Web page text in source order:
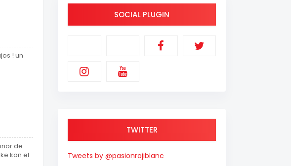
! un
de
kon el
SOCIAL PLUGIN
TWITTER
Tweets by @pasionrojiblanc